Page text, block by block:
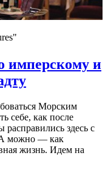
имперскому и
Морским
себе, как после
здесь с
можно — как
жизнь. Идем на